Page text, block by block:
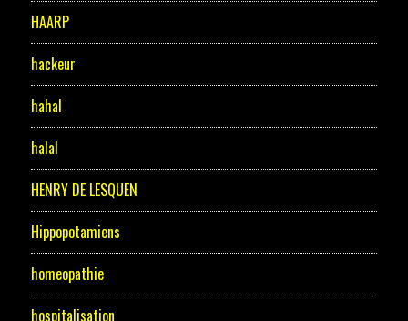
HAARP
hackeur
hahal
halal
HENRY DE LESQUEN
Hippopotamiens
homeopathie
hospitalisation